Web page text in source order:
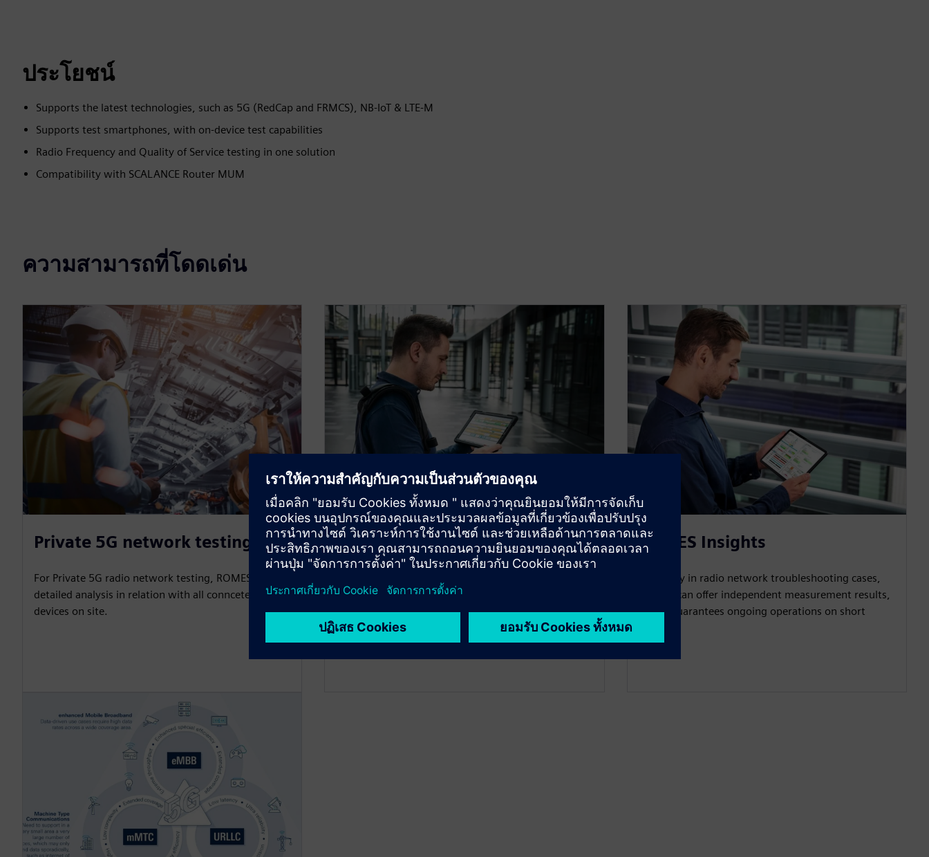
ประโยชน์
Supports the latest technologies, such as 5G (RedCap and FRMCS), NB-IoT & LTE-M
Supports test smartphones, with on-device test capabilities
Radio Frequency and Quality of Service testing in one solution
Compatibility with SCALANCE Router MUM
ความสามารถที่โดดเด่น
Private 5G network testing
For Private 5G radio network testing, ROMES offers
detailed analysis in relation with all connceted
devices on site.
Automatic Channel detection
(ACD)
offers 'Automatic Channel Detection', which gives
radio network insights without operator physical
ROMES Insights
Especially in radio network troubleshooting cases,
ROMES can offer independent measurement results,
which guarantees ongoing operations on short